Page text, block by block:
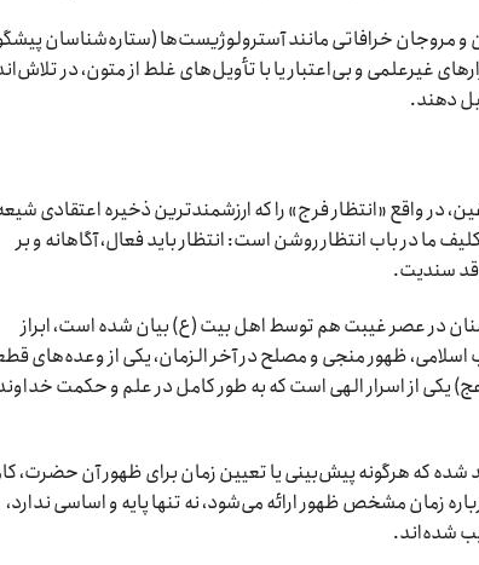
مروجان خرافاتی مانند آسترولوژیست‌ها (ستاره‌شناسان
غیرعلمی و بی‌اعتبار یا با تأویل‌های غلط از متون، در
دهند.
در واقع «انتظار فرج» را که ارزشمندترین ذخیره اعتقادی
ما در باب انتظار روشن است: انتظار باید فعال، آگاهانه و بر
سندیت.
در عصر غیبت هم توسط اهل بیت (ع) بیان شده است، ابراز
ظهور منجی و مصلح در آخر الزمان، یکی از وعده‌های
از اسرار الهی است که به طور کامل در علم و حکمت
که هرگونه پیش‌بینی یا تعیین زمان برای ظهور آن حضرت،
زمان مشخص ظهور ارائه می‌شود، نه تنها پایه و اساسی ندارد،
شده‌اند.